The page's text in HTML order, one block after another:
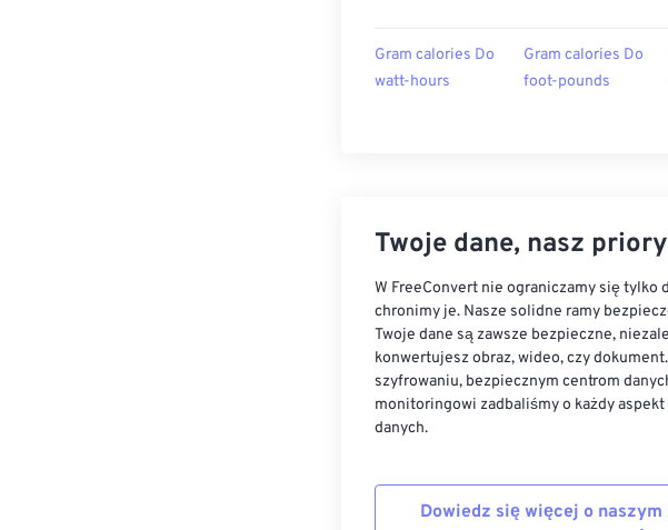
Gram calories Do
watt-hours
Gram calories Do
foot-pounds
Twoje dane, nasz
W FreeConvert nie ograniczamy się tylko
chronimy je. Nasze solidne ramy
Twoje dane są zawsze bezpieczne,
konwertujesz obraz, wideo, czy
szyfrowaniu, bezpiecznym centrom
monitoringowi zadbaliśmy o każdy
danych.
Dowiedz się więcej o